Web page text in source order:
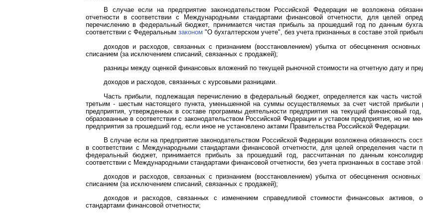
В случае если на предприятие законодательством Российской Федерации не возложена
отчетности в соответствии с Международными стандартами финансовой отчетности, для целей
перечислению в федеральный бюджет, принимается чистая прибыль за прошедший год по данным
соответствии с Федеральным законом "О бухгалтерском учете", без учета признанных в составе этой
доходов и расходов, связанных с признанием (восстановлением) убытка от обесценения
списанием (за исключением списаний, связанных с продажей);
разницы между оценкой финансовых вложений по текущей рыночной стоимости на отчетную дату и
доходов и расходов, связанных с курсовыми разницами.
Часть прибыли, подлежащая перечислению в федеральный бюджет, определяется как часть чистой
третьим - шестым настоящего пункта, уменьшенной на суммы осуществляемых за счет чистой прибыли
предприятия, утвержденных в составе программы деятельности предприятия на текущий финансовый
образованные в соответствии с законодательством Российской Федерации и уставом предприятия, но не
предприятия за прошедший год, если иное не установлено актами Правительства Российской Федерации.
В случае если на предприятие законодательством Российской Федерации возложена обязанность
в соответствии с Международными стандартами финансовой отчетности, для целей определения
федеральный бюджет, принимается прибыль за прошедший год, рассчитанная по данным
соответствии с Международными стандартами финансовой отчетности, без учета признанных в составе
доходов и расходов, связанных с признанием (восстановлением) убытка от обесценения
списанием (за исключением списаний, связанных с продажей);
доходов и расходов, связанных с изменением справедливой стоимости финансовых активов,
стандартами финансовой отчетности;